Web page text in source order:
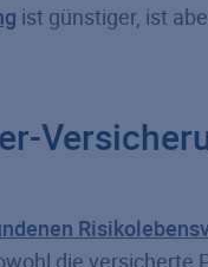
ist günstiger, ist
die versicherte